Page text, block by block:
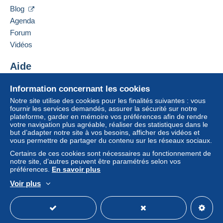
Cette zone comprend un pays
Lettre (format normal/petite lettre)
Paiement par :
De 0,01 € à 19,99 €
1,80 €
De 20,00 € à 79,99 €
À partir de 80,00 €
0,00 €
Pour avoir accès aux informations
de livraison, vous devez être
membre et ouvrir une session.
Se
connect
er
S'inscri
re
VÕRU MAAKOND
Ajouter ce vendeur à ma liste noire
Information concernant les cookies
Notre site utilise des cookies pour les finalités suivantes : vous
fournir les services demandés, assurer la sécurité sur notre
plateforme, garder en mémoire vos préférences afin de rendre
votre navigation plus agréable, réaliser des statistiques dans le
but d’adapter notre site à vos besoins, afficher des vidéos et
vous permettre de partager du contenu sur les réseaux sociaux.
Certains de ces cookies sont nécessaires au fonctionnement de
notre site, d’autres peuvent être paramétrés selon vos
préférences. En savoir plus
Voir plus
Blog
Agenda
Forum
Vidéos
Aide
Acheter sur Delcampe
Vendre sur Delcampe
Un site sécurisé